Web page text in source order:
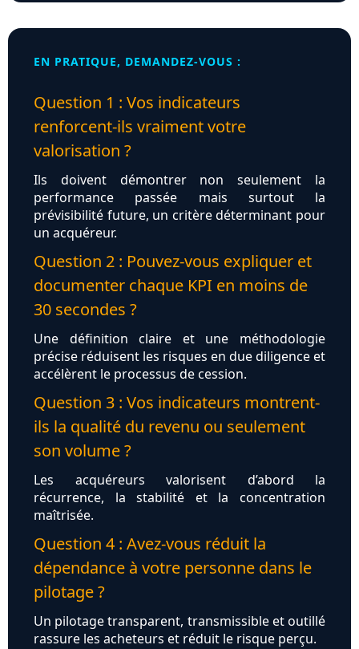
EN PRATIQUE, DEMANDEZ-VOUS :
Question 1 : Vos indicateurs
renforcent-ils vraiment votre
valorisation ?
Ils doivent démontrer non seulement la
performance passée mais surtout la
prévisibilité future, un critère déterminant pour
un acquéreur.
Question 2 : Pouvez-vous expliquer et
documenter chaque KPI en moins de
30 secondes ?
Une définition claire et une méthodologie
précise réduisent les risques en due diligence et
accélèrent le processus de cession.
Question 3 : Vos indicateurs montrent-
ils la qualité du revenu ou seulement
son volume ?
Les acquéreurs valorisent d’abord la
récurrence, la stabilité et la concentration
maîtrisée.
Question 4 : Avez-vous réduit la
dépendance à votre personne dans le
pilotage ?
Un pilotage transparent, transmissible et outillé
rassure les acheteurs et réduit le risque perçu.